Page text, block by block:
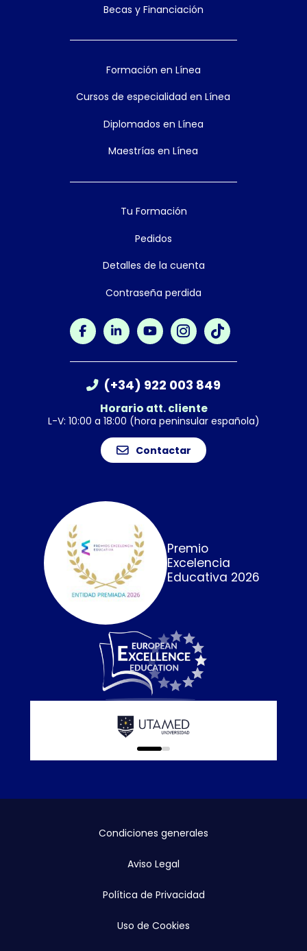
Becas y Financiación
Formación en Línea
Cursos de especialidad en Línea
Diplomados en Línea
Maestrías en Línea
Tu Formación
Pedidos
Detalles de la cuenta
Contraseña perdida
(+34) 922 003 849
Horario att. cliente
L-V: 10:00 a 18:00 (hora peninsular española)
Contactar
Premio
Excelencia
Educativa 2026
0
1
Condiciones generales
Aviso Legal
Política de Privacidad
Uso de Cookies